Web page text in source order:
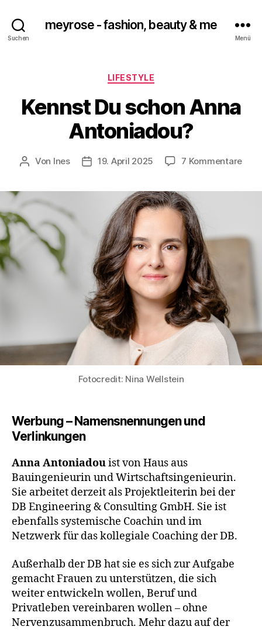
Suchen
meyrose - fashion, beauty & me
Menü
Kategorien
LIFESTYLE
Kennst Du schon Anna
Antoniadou?
Beitragsautor
Von Ines Veröffentlichungsdatum
19. April 2025 7 Kommentarezu
Fotocredit: Nina Wellstein
Werbung – Namensnennungen und
Verlinkungen
Anna Antoniadouist von Haus aus
Bauingenieurin und Wirtschaftsingenieurin.
Sie arbeitet derzeit als Projektleiterin bei der
DB Engineering & Consulting GmbH. Sie ist
ebenfalls systemische Coachin und im
Netzwerk für das kollegiale Coaching der DB.
Außerhalb der DB hat sie es sich zur Aufgabe
gemacht Frauen zu unterstützen, die sich
weiter entwickeln wollen, Beruf und
Privatleben vereinbaren wollen – ohne
Nervenzusammenbruch. Mehr dazu auf der